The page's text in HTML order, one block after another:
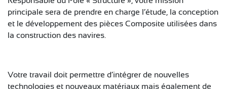
ÉQUIPE
PUBLICATIONS
principale sera de prendre en charge l’étude, la conception
et le développement des pièces Composite utilisées dans
la construction des navires.
Votre travail doit permettre d’intégrer de nouvelles
technologies et nouveaux matériaux mais également de